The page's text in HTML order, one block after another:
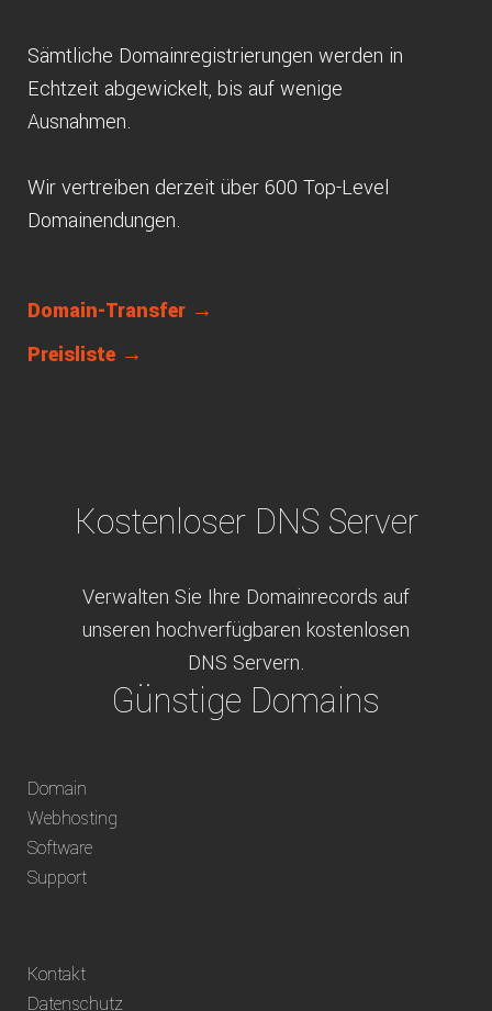
Sämtliche Domainregistrierungen werden in
Echtzeit abgewickelt, bis auf wenige
Ausnahmen.
Wir vertreiben derzeit über 600 Top-Level
Domainendungen.
Domain-Transfer →
Preisliste →
Kostenloser DNS Server
Verwalten Sie Ihre Domainrecords auf
unseren hochverfügbaren kostenlosen
DNS Servern.
Günstige Domains
weltweit verfügbare Domains inklusive
Vorkasse oder über ein andere verfügbare
Domain
Webhosting
Software
Support
Kontakt
Datenschutz